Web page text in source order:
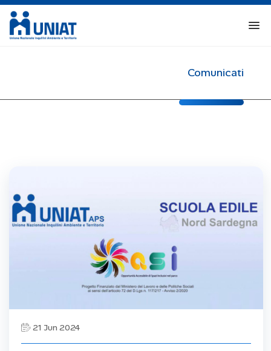
Comunicati
21 Jun 2024